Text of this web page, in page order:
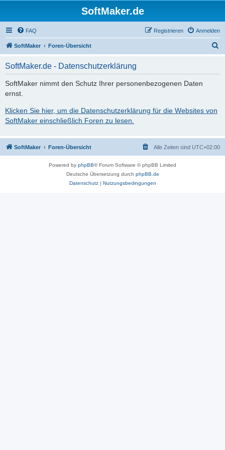
SoftMaker.de
FAQ Anmelden
Registrieren
SoftMaker Foren-Übersicht
SoftMaker.de - Datenschutzerklärung
SoftMaker nimmt den Schutz Ihrer personenbezogenen Daten
ernst.
Klicken Sie hier, um die Datenschutzerklärung für die Websites von
SoftMaker einschließlich Foren zu lesen.
SoftMaker Foren-Übersicht Alle Zeiten sind UTC+02:00
Powered by phpBB® Forum Software © phpBB Limited
Deutsche Übersetzung durch phpBB.de
Datenschutz| Nutzungsbedingungen